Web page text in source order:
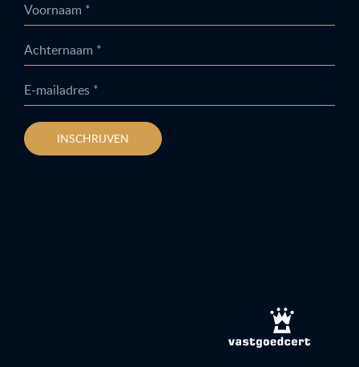
Voornaam *
Achternaam *
E-mailadres *
INSCHRIJVEN